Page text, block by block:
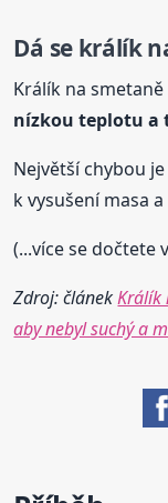
Dá se králík
Králík na
nízkou teplotu a
Největší chybou
k vysušení masa
(...více se dočtete
Zdroj: článekKrálík
aby nebyl suchý a